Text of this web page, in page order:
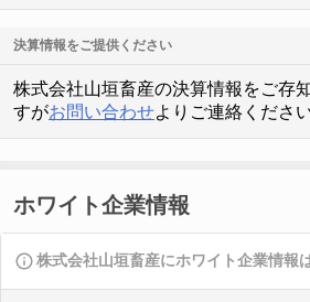
決算情報をご提供ください
株式会社山垣畜産の決算情報をご存
すがお問い合わせよりご連絡ください
ホワイト企業情報
株式会社山垣畜産にホワイト企業情報